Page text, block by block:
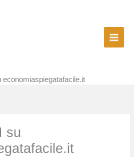
economiaspiegatafacile.it
su